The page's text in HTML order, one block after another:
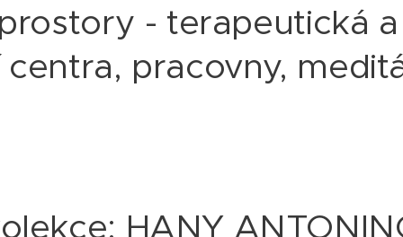
- terapeutická a
pracovny,
HANY